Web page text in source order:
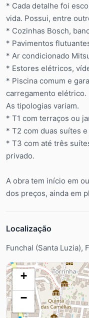
* Cada detalhe foi
vida. Possui, entre
* Cozinhas Bosch,
* Pavimentos
* Ar condicionado
* Estores elétricos,
* Piscina comum e
carregamento elétrico.
As tipologias variam.
* T1 com terraços ou
* T2 com duas suítes
* T3 com até três
privado.
A obra tem início em
dos preços, ainda em
Localização
Funchal (Santa Luzia),
+
−